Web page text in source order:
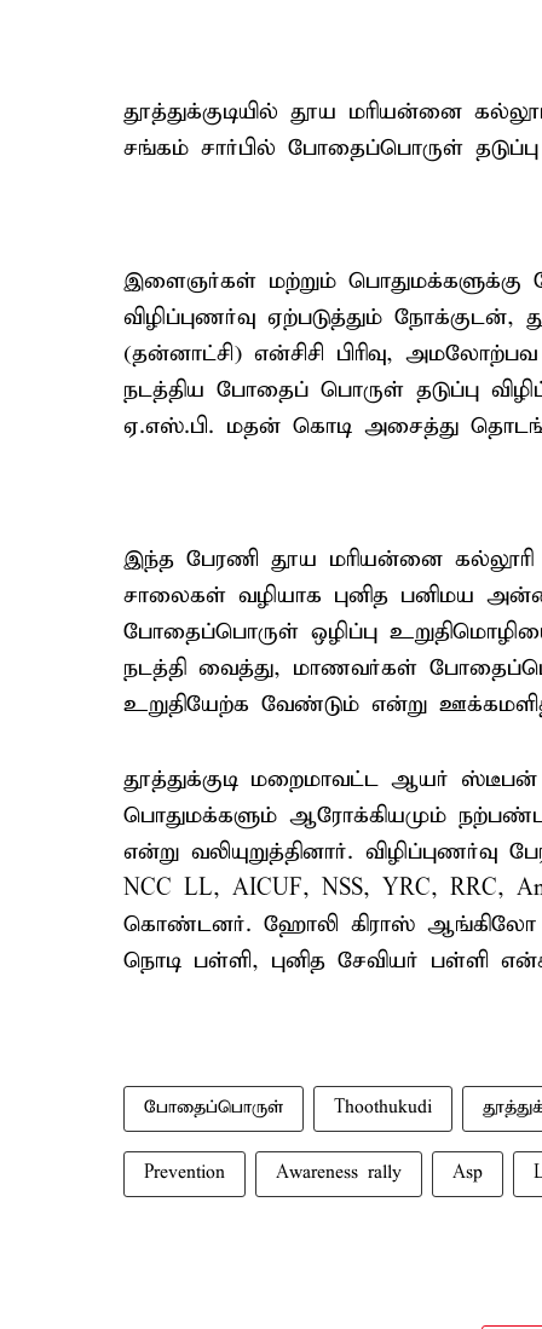
தூத்துக்குடியில் தூய மரியன்னை
சங்கம் சார்பில் போதைப்பொருள் தடுப்பு
இளைஞர்கள் மற்றும் பொதுமக்களுக்கு
விழிப்புணர்வு ஏற்படுத்தும் நோக்குடன்,
(தன்னாட்சி) என்சிசி பிரிவு,
நடத்திய போதைப் பொருள் தடுப்பு
ஏ.எஸ்.பி. மதன் கொடி அசைத்து
இந்த பேரணி தூய மரியன்னை கல்லூரி
சாலைகள் வழியாக புனித பனிமய
போதைப்பொருள் ஒழிப்பு
நடத்தி வைத்து, மாணவர்கள்
உறுதியேற்க வேண்டும் என்று
தூத்துக்குடி மறைமாவட்ட ஆயர் ஸ்டீபன்
பொதுமக்களும் ஆரோக்கியமும்
என்று வலியுறுத்தினார்.
NCC LL, AICUF, NSS, YRC, RRC,
கொண்டனர். ஹோலி கிராஸ்
நொடி பள்ளி, புனித சேவியர் பள்ளி
போதைப்பொருள் Thoothukudi
Prevention Awareness rally Asp